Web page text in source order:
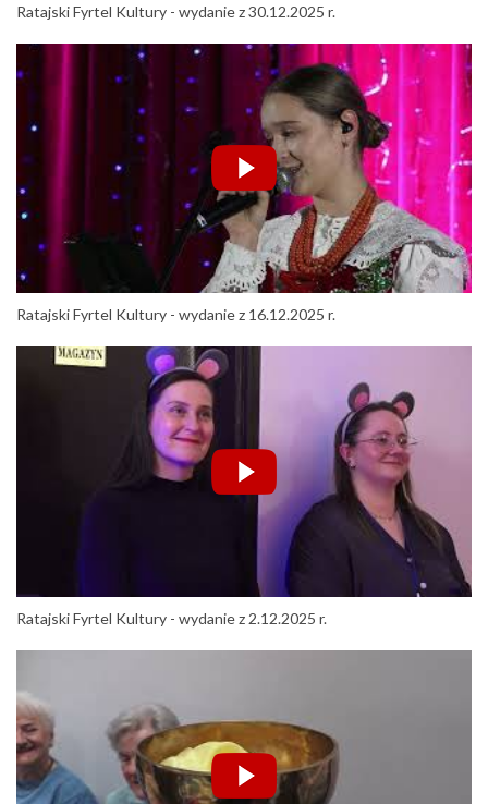
Ratajski Fyrtel Kultury - wydanie z 30.12.2025 r.
Ratajski Fyrtel Kultury - wydanie z 16.12.2025 r.
Ratajski Fyrtel Kultury - wydanie z 2.12.2025 r.